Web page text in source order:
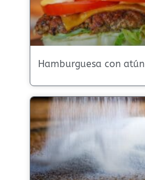
Hamburguesa con atún